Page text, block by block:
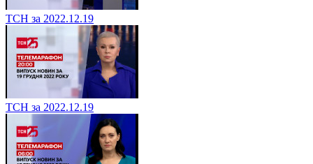
ТСН за 2022.12.19
ТСН за 2022.12.19